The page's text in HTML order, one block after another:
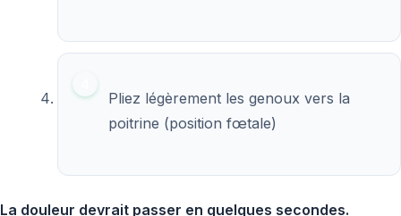
Pliez légèrement les genoux vers la
poitrine (position fœtale)
La douleur devrait passer en quelques secondes.